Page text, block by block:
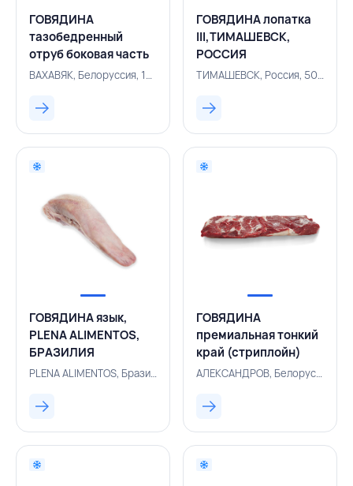
ГОВЯДИНА
тазобедренный
отруб боковая часть
(оковалок) Халяль I,
БЕЛАРУСЬ
ВАХАВЯК, Белоруссия, 101101605
ГОВЯДИНА лопатка
III,ТИМАШЕВСК,
РОССИЯ
ТИМАШЕВСК, Россия, 500000690
ГОВЯДИНА язык,
PLENA ALIMENTOS,
БРАЗИЛИЯ
PLENA ALIMENTOS, Бразилия, 500002358
ГОВЯДИНА
премиальная тонкий
край (стриплойн)
~3,5 кг,Халяль,
БЕЛАРУСЬ
АЛЕКСАНДРОВ, Белоруссия, 500003732